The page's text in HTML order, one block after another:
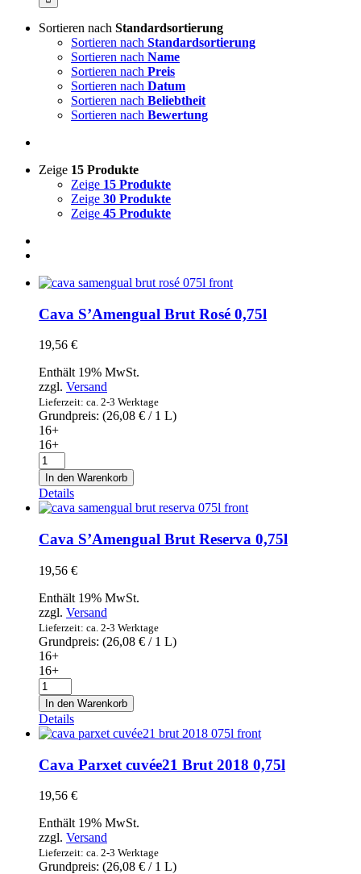
Sortieren nach Standardsortierung
Sortieren nach Standardsortierung
Sortieren nach Name
Sortieren nach Preis
Sortieren nach Datum
Sortieren nach Beliebtheit
Sortieren nach Bewertung
Zeige 15 Produkte
Zeige 15 Produkte
Zeige 30 Produkte
Zeige 45 Produkte
Cava S’Amengual Brut Rosé 0,75l
19,56 €
Enthält 19% MwSt.
zzgl. Versand
Lieferzeit: ca. 2-3 Werktage
Grundpreis: (26,08 € / 1 L)
16+
16+
Cava
S'Amengual
Brut
Rosé
0,75l
Menge
In den Warenkorb
Details
Cava S’Amengual Brut Reserva 0,75l
19,56 €
Enthält 19% MwSt.
zzgl. Versand
Lieferzeit: ca. 2-3 Werktage
Grundpreis: (26,08 € / 1 L)
16+
16+
Cava
S'Amengual
Brut
Reserva
0,75l
Menge
In den Warenkorb
Details
Cava Parxet cuvée21 Brut 2018 0,75l
19,56 €
Enthält 19% MwSt.
zzgl. Versand
Lieferzeit: ca. 2-3 Werktage
Grundpreis: (26,08 € / 1 L)